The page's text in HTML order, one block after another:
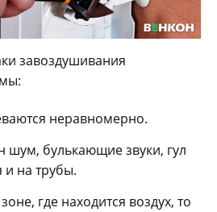
завоздушивания
неравномерно.
шум, булькающие звуки, гул
и на трубы.
где находится воздух, то